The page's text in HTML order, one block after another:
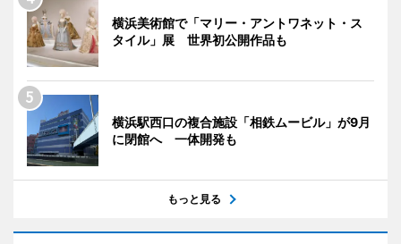
横浜美術館で「マリー・アントワネット・ス
タイル」展 世界初公開作品も
横浜駅西口の複合施設「相鉄ムービル」が9月
に閉館へ 一体開発も
もっと見る